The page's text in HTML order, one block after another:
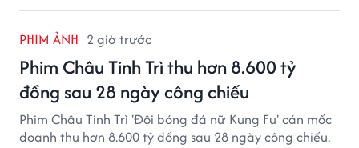
PHIM ẢNH 2 giờ trước
Phim Châu Tinh Trì thu hơn 8.600 tỷ
đồng sau 28 ngày công chiếu
Phim Châu Tinh Trì 'Đội bóng đá nữ Kung Fu' cán mốc
doanh thu hơn 8.600 tỷ đồng sau 28 ngày công chiếu.